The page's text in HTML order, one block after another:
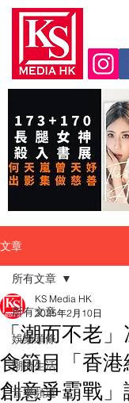
文章
所有文章
娛樂頭條
潮流生活
音樂頻道
所有文章
「潮而不老
食節目「香港
創意爭霸戰
KS Media HK
2025年2月10日